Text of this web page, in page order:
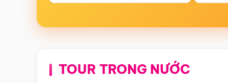
TOUR TRONG NƯỚC
Điểm nổi bật